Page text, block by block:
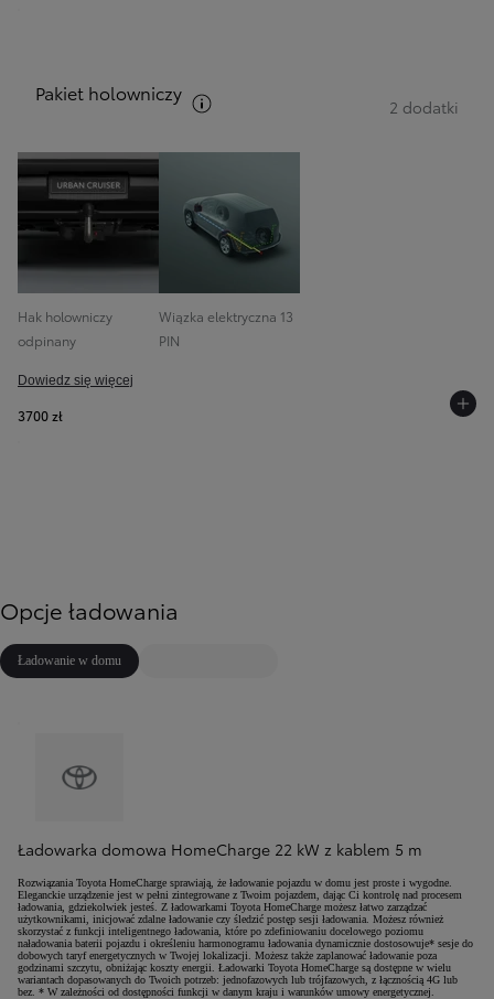
Pakiet holowniczy
2 dodatki
Hak holowniczy
odpinany
Wiązka elektryczna 13
PIN
Dowiedz się więcej
3700 zł
Opcje ładowania
Ładowanie w domu
Ładowarka domowa HomeCharge 22 kW z kablem 5 m
Rozwiązania Toyota HomeCharge sprawiają, że ładowanie pojazdu w domu jest proste i wygodne.
Eleganckie urządzenie jest w pełni zintegrowane z Twoim pojazdem, dając Ci kontrolę nad procesem
ładowania, gdziekolwiek jesteś. Z ładowarkami Toyota HomeCharge możesz łatwo zarządzać
użytkownikami, inicjować zdalne ładowanie czy śledzić postęp sesji ładowania. Możesz również
skorzystać z funkcji inteligentnego ładowania, które po zdefiniowaniu docelowego poziomu
naładowania baterii pojazdu i określeniu harmonogramu ładowania dynamicznie dostosowuje* sesje do
dobowych taryf energetycznych w Twojej lokalizacji. Możesz także zaplanować ładowanie poza
godzinami szczytu, obniżając koszty energii. Ładowarki Toyota HomeCharge są dostępne w wielu
wariantach dopasowanych do Twoich potrzeb: jednofazowych lub trójfazowych, z łącznością 4G lub
bez. * W zależności od dostępności funkcji w danym kraju i warunków umowy energetycznej.